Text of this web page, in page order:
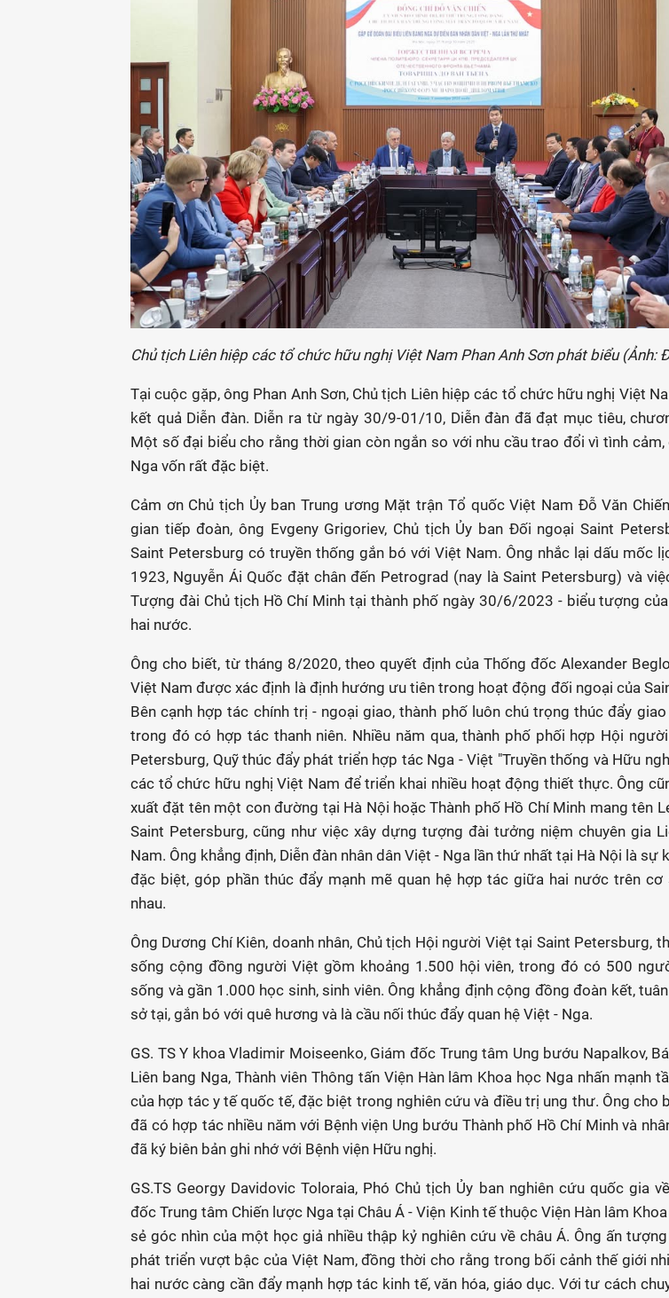
Chủ tịch Liên hiệp các tổ chức hữu nghị Việt Nam Phan Anh Sơn phát biểu (Ảnh:
Tại cuộc gặp, ông Phan Anh Sơn, Chủ tịch Liên hiệp các tổ chức hữu nghị Việt
kết quả Diễn đàn. Diễn ra từ ngày 30/9-01/10, Diễn đàn đã đạt mục tiêu,
Một số đại biểu cho rằng thời gian còn ngắn so với nhu cầu trao đổi vì tình cảm,
Nga vốn rất đặc biệt.
Cảm ơn Chủ tịch Ủy ban Trung ương Mặt trận Tổ quốc Việt Nam Đỗ Văn
gian tiếp đoàn, ông Evgeny Grigoriev, Chủ tịch Ủy ban Đối ngoại Saint
Saint Petersburg có truyền thống gắn bó với Việt Nam. Ông nhắc lại dấu mốc
1923, Nguyễn Ái Quốc đặt chân đến Petrograd (nay là Saint Petersburg) và
Tượng đài Chủ tịch Hồ Chí Minh tại thành phố ngày 30/6/2023 - biểu tượng
hai nước.
Ông cho biết, từ tháng 8/2020, theo quyết định của Thống đốc Alexander
Việt Nam được xác định là định hướng ưu tiên trong hoạt động đối ngoại của
Bên cạnh hợp tác chính trị - ngoại giao, thành phố luôn chú trọng thúc đẩy giao
trong đó có hợp tác thanh niên. Nhiều năm qua, thành phố phối hợp Hội
Petersburg, Quỹ thúc đẩy phát triển hợp tác Nga - Việt "Truyền thống và Hữu
các tổ chức hữu nghị Việt Nam để triển khai nhiều hoạt động thiết thực. Ông
xuất đặt tên một con đường tại Hà Nội hoặc Thành phố Hồ Chí Minh mang tên
Saint Petersburg, cũng như việc xây dựng tượng đài tưởng niệm chuyên gia
Nam. Ông khẳng định, Diễn đàn nhân dân Việt - Nga lần thứ nhất tại Hà Nội là sự
đặc biệt, góp phần thúc đẩy mạnh mẽ quan hệ hợp tác giữa hai nước trên cơ
nhau.
Ông Dương Chí Kiên, doanh nhân, Chủ tịch Hội người Việt tại Saint Petersburg,
sống cộng đồng người Việt gồm khoảng 1.500 hội viên, trong đó có 500
sống và gần 1.000 học sinh, sinh viên. Ông khẳng định cộng đồng đoàn kết,
sở tại, gắn bó với quê hương và là cầu nối thúc đẩy quan hệ Việt - Nga.
GS. TS Y khoa Vladimir Moiseenko, Giám đốc Trung tâm Ung bướu Napalkov,
Liên bang Nga, Thành viên Thông tấn Viện Hàn lâm Khoa học Nga nhấn mạnh
của hợp tác y tế quốc tế, đặc biệt trong nghiên cứu và điều trị ung thư. Ông cho
đã có hợp tác nhiều năm với Bệnh viện Ung bướu Thành phố Hồ Chí Minh và
đã ký biên bản ghi nhớ với Bệnh viện Hữu nghị.
GS.TS Georgy Davidovic Toloraia, Phó Chủ tịch Ủy ban nghiên cứu quốc gia
đốc Trung tâm Chiến lược Nga tại Châu Á - Viện Kinh tế thuộc Viện Hàn lâm
sẻ góc nhìn của một học giả nhiều thập kỷ nghiên cứu về châu Á. Ông ấn
phát triển vượt bậc của Việt Nam, đồng thời cho rằng trong bối cảnh thế giới
hai nước càng cần đẩy mạnh hợp tác kinh tế, văn hóa, giáo dục. Với tư cách